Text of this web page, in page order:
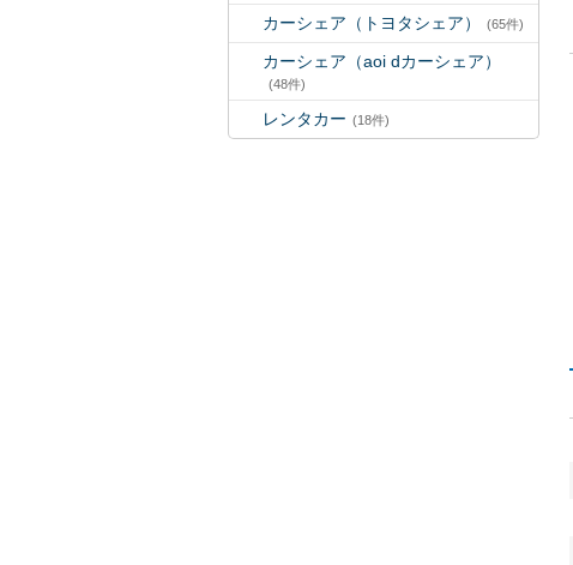
カーシェア（トヨタシェア） (65件)
カーシェア（aoi dカーシェア）
(48件)
レンタカー (18件)